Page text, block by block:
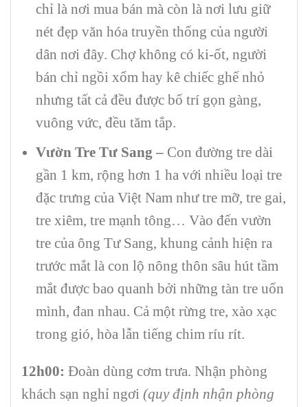
chỉ là nơi mua bán mà còn là nơi lưu giữ
nét đẹp văn hóa truyền thống của người
dân nơi đây. Chợ không có ki-ốt, người
bán chỉ ngồi xổm hay kê chiếc ghế nhỏ
nhưng tất cả đều được bố trí gọn gàng,
vuông vức, đều tăm tắp.
Vườn Tre Tư Sang –Con đường tre dài
gần 1 km, rộng hơn 1 ha với nhiều loại tre
đặc trưng của Việt Nam như tre mỡ, tre gai,
tre xiêm, tre mạnh tông… Vào đến vườn
tre của ông Tư Sang, khung cảnh hiện ra
trước mắt là con lộ nông thôn sâu hút tầm
mắt được bao quanh bởi những tàn tre uốn
mình, đan nhau. Cả một rừng tre, xào xạc
trong gió, hòa lẫn tiếng chim ríu rít.
1 2h00: Đoàn dùng cơm trưa. Nhận phòng
khách sạn nghỉ ngơi (quy định nhận phòng